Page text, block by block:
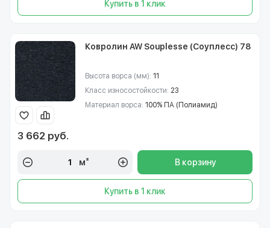
Купить в 1 клик
Ковролин AW Souplesse (Соуплесс) 78
Высота ворса (мм): 11
Класс износостойкости: 23
Материал ворса: 100% ПА (Полиамид)
3 662 руб.
м² В корзину
Купить в 1 клик